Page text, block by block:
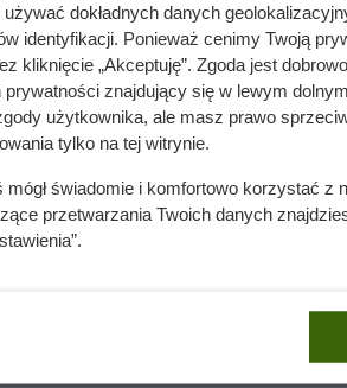
dokładnych danych
identyfikacji. Ponieważ cenimy Twoją
kliknięcie „Akceptuję”. Zgoda jest
znajdujący się w lewym
użytkownika, ale masz prawo
tylko na tej witrynie.
świadomie i komfortowo korzystać z
przetwarzania Twoich danych